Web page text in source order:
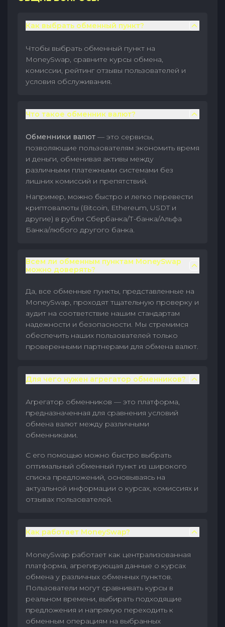
Как выбрать обменный пункт?
Чтобы выбрать обменный пункт на
MoneySwap, сравните курсы обмена,
комиссии, рейтинг отзывы пользователей и
условия обслуживания.
Что такое обменник валют?
Обменники валют — это сервисы,
позволяющие пользователям экономить время
и деньги, обменивая активы между
различными платежными системами без
лишних комиссий и препятствий.
Например, можно быстро и легко перевести
криптовалюты (Bitcoin, Ethereum, USDT и
другие) в рубли Сбербанка/Т-банка/Альфа
Банка/любого другого банка.
Всем ли обменным пунктам MoneySwap
можно доверять?
Да, все обменные пункты, представленные на
MoneySwap, проходят тщательную проверку и
аудит на соответствие нашим стандартам
надежности и безопасности. Мы стремимся
обеспечить наших пользователей только
проверенными партнерами для обмена валют.
Для чего нужен агрегатор обменников?
Агрегатор обменников — это платформа,
предназначенная для сравнения условий
обмена валют между различными
обменниками.
С его помощью можно быстро выбрать
оптимальный обменный пункт из широкого
списка предложений, основываясь на
актуальной информации о курсах, комиссиях и
отзывах пользователей.
Как работает MoneySwap?
MoneySwap работает как централизованная
платформа, агрегирующая данные о курсах
обмена у различных обменных пунктов.
Пользователи могут сравнивать курсы в
реальном времени, выбирать подходящие
предложения и напрямую переходить к
обменным операциям на выбранных